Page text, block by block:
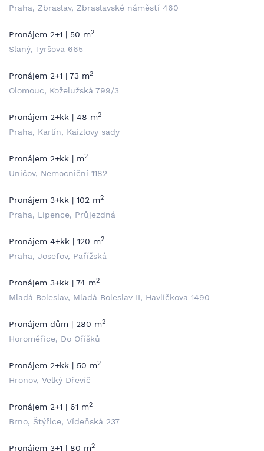
Praha, Zbraslav, Zbraslavské náměstí 460
Pronájem 2+1 | 50 m2
Slaný, Tyršova 665
Pronájem 2+1 | 73 m2
Olomouc, Koželužská 799/3
Pronájem 2+kk | 48 m2
Praha, Karlín, Kaizlovy sady
Pronájem 2+kk | m2
Uničov, Nemocniční 1182
Pronájem 3+kk | 102 m2
Praha, Lipence, Průjezdná
Pronájem 4+kk | 120 m2
Praha, Josefov, Pařížská
Pronájem 3+kk | 74 m2
Mladá Boleslav, Mladá Boleslav II, Havlíčkova 1490
Pronájem dům | 280 m2
Horoměřice, Do Oříšků
Pronájem 2+kk | 50 m2
Hronov, Velký Dřevíč
Pronájem 2+1 | 61 m2
Brno, Štýřice, Vídeňská 237
Pronájem 3+1 | 80 m2